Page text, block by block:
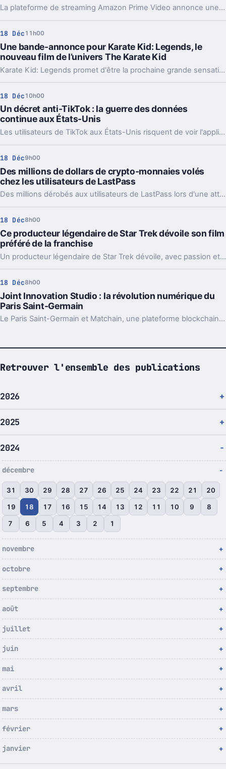
La plateforme de streaming Amazon Prime Video annonce une deuxième saison pour la série d'anthologie animée pour adultes Secret Level.
18 Déc 11h00
Une bande-annonce pour Karate Kid: Legends, le
nouveau film de l’univers The Karate Kid
Karate Kid: Legends promet d'être la prochaine grande sensation après le succès de Cobra Kai.
18 Déc 10h00
Un décret anti-TikTok : la guerre des données
continue aux États-Unis
Les utilisateurs de TikTok aux États-Unis risquent de voir l'application de partage de vidéos disparaitre en janvier 2025.
18 Déc9h00
Des millions de dollars de crypto-monnaies volés
chez les utilisateurs de LastPass
Des millions dérobés aux utilisateurs de LastPass lors d'une attaque de piratage d'envergure : tout ce que vous devez savoir pour comprendre l'ampleur de cette affaire et vous protéger.
18 Déc8h00
Ce producteur légendaire de Star Trek dévoile son film
préféré de la franchise
Un producteur légendaire de Star Trek dévoile, avec passion et enthousiasme, quel est son film préféré au sein de l'immense franchise qu'il a contribué à créer.
18 Déc8h00
Joint Innovation Studio : la révolution numérique du
Paris Saint-Germain
Le Paris Saint-Germain et Matchain, une plateforme blockchain pionnière spécialisée dans l’IA et les solutions d’identité décentralisée, lancent un hub collaboratif pour transformer l’avenir du sport avec le Web3.
Retrouver l'ensemble des publications
2026
2025
2024
décembre
31 30 29 28 27 26 25 24 23 22 21 20
19 18 17 16 15 14 13 12 11 10 9 8
7 6 5 4 3 2 1
novembre
octobre
septembre
août
juillet
juin
mai
avril
mars
février
janvier